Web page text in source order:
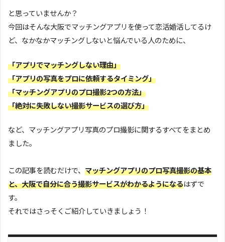
と思っていませんか？
今回はそんな大阪でマッチングアプリを使って恋活婚活してるけ
ど、なかなかマッチングしないと悩んでいる人のために、
「アプリでマッチングしない理由」
「アプリの写真をプロに依頼するタイミング」
「マッチングアプリのプロ撮影2つの方法」
「絶対に失敗しない撮影サービスの選び方」
など、マッチングアプリ写真のプロ撮影に関するすべてをまとめ
ました。
この記事を読むだけで、 マッチングアプリのプロ写真撮影の基本
と、大阪で自分に合う撮影サービスがわかるようになるはずで
す。
それではさっそくご紹介していきましょう！